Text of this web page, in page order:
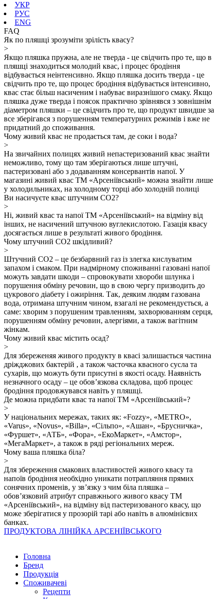
УКР
РУС
ENG
FAQ
Як по пляшці зрозуміти зрілість квасу?
>
Якщо пляшка пружна, але не тверда - це свідчить про те, що в
пляшці знаходиться молодий квас, і процес бродіння
відбувається неінтенсивно. Якщо пляшка досить тверда - це
свідчить про те, що процес бродіння відбувається інтенсивно,
квас стає більш насиченим і набуває виразнішого смаку. Якщо
пляшка дуже тверда і поясок практично зрівнявся з зовнішнім
діаметром пляшки – це свідчить про те, що продукт швидше за
все зберігався з порушенням температурних режимів і вже не
придатний до споживання.
Чому живий квас не продається там, де соки і вода?
>
На звичайних полицях живий непастеризований квас знайти
неможливо, тому що там зберігаються лише штучні,
пастеризовані або з додаванням консервантів напої. У
магазині живий квас ТМ «Арсеніївський» можна знайти лише
у холодильниках, на холодному торці або холодній полиці
Ви насичуєте квас штучним СО2?
>
Ні, живий квас та напої ТМ «Арсеніївський» на відміну від
інших, не насичений штучною вуглекислотою. Газація квасу
досягається лише в результаті живого бродіння.
Чому штучний СО2 шкідливий?
>
Штучний СО2 – це безбарвний газ із злегка кислуватим
запахом і смаком. При надмірному споживанні газовані напої
можуть завдати шкоди – спровокувати хвороби шлунка і
порушення обміну речовин, що в свою чергу призводить до
цукрового діабету і ожиріння. Так, деяким людям газована
вода, отримана штучним чином, взагалі не рекомендується, а
саме: хворим з порушеним травленням, захворюванням серця,
порушенням обміну речовин, алергіями, а також вагітним
жінкам.
Чому живий квас містить осад?
>
Для збереженяя живого продукту в квасі залишається частина
дріжджових бактерій , а також часточка квасного сусла та
сухарів, що можуть бути присутні в якості осаду. Наявність
незначного осаду – це обов’язкова складова, щоб процес
бродіння продовжувався навіть у пляшці.
Де можна придбати квас та напої ТМ «Арсеніївський»?
>
У національних мережах, таких як: «Fozzy», «METRO»,
«Varus», «Novus», «Billa», «Сільпо», «Ашан», «Брусничка»,
«Фуршет», «АТБ», «Фора», «ЕкоМаркет», «Амстор»,
«МегаМаркет», а також в ряді регіональних мереж.
Чому ваша пляшка біла?
>
Для збереження смакових властивостей живого квасу та
напоїв бродіння необхідно уникати потрапляння прямих
сонячних променів, у зв’язку з чим біла пляшка –
обов’язковий атрибут справжнього живого квасу ТМ
«Арсеніївський», на відміну від пастеризованого квасу, що
може зберігатися у прозорій тарі або навіть в алюмінієвих
банках.
ПРОДУКТОВА ЛІНІЙКА АРСЕНІЇВСЬКОГО
Головна
Бренд
Продукція
Cпоживачеві
Рецепти